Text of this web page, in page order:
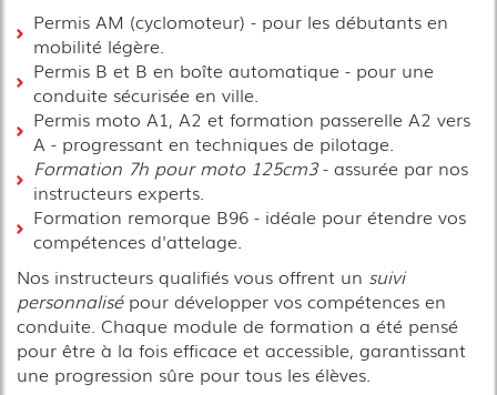
Permis AM (cyclomoteur) - pour les débutants en
mobilité légère.
Permis B et B en boîte automatique - pour une
conduite sécurisée en ville.
Permis moto A1, A2 et formation passerelle A2 vers
A - progressant en techniques de pilotage.
Formation 7h pour moto 125cm3- assurée par nos
instructeurs experts.
Formation remorque B96 - idéale pour étendre vos
compétences d'attelage.
Nos instructeurs qualifiés vous offrent un suivi
personnalisépour développer vos compétences en
conduite. Chaque module de formation a été pensé
pour être à la fois efficace et accessible, garantissant
une progression sûre pour tous les élèves.